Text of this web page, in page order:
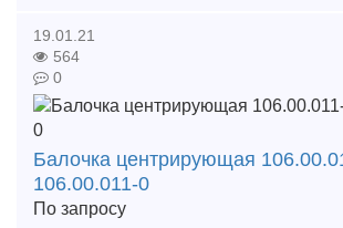
19.01.21
564
0
Балочка центрирующая
106.00.011-0
По запросу